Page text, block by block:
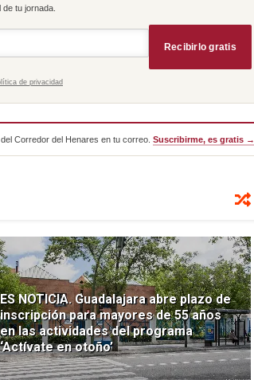
tu jornada.
Recibirlo gratis
de privacidad
Corredor del Henares en tu correo. Suscribirme, es gratis →
ES NOTICIA. Guadalajara abre plazo de
inscripción para mayores de 55 años
en las actividades del programa
‘Actívate en otoño’